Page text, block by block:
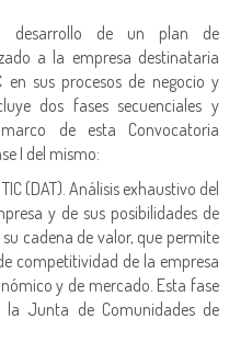
desarrollo de un plan de
a la empresa destinataria
sus procesos de negocio y
dos fases secuenciales y
de esta Convocatoria
I del mismo:
(DAT). Análisis exhaustivo del
y de sus posibilidades de
cadena de valor, que permite
competitividad de la empresa
y de mercado. Esta fase
Junta de Comunidades de